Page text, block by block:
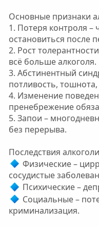
Основные признаки
1. Потеря контроля –
остановиться после
2. Рост
всё больше алкоголя.
3. Абстинентный
потливость,
4. Изменение
пренебрежение
5. Запои –
без перерыва.
Последствия
Физические –
сосудистые
Психические –
Социальные –
криминализация.